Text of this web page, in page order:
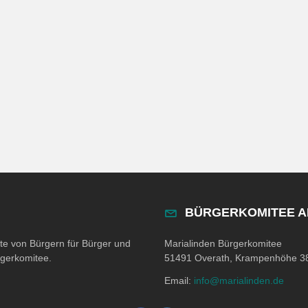
von Bürgern für Bürger und
BÜRGERKOMITEE
Marialinden Bürgerkomitee
51491 Overath, Krampenhöhe
Email: info@marialinden.de